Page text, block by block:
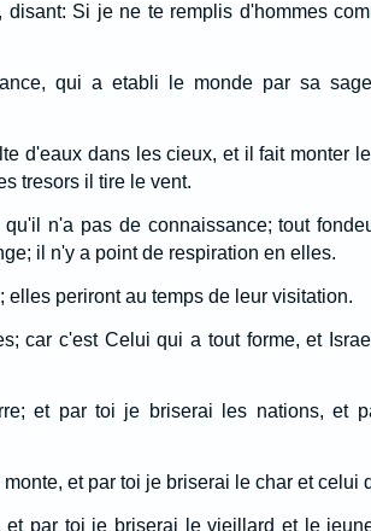
Si je ne te remplis d'hommes
qui a etabli le monde par sa
d'eaux dans les cieux, et il fait monter
tresors il tire le vent.
n'a pas de connaissance; tout
il n'y a point de respiration en elles.
periront au temps de leur visitation.
car c'est Celui qui a tout forme, et
et par toi je briserai les nations, et
et par toi je briserai le char et celui
par toi je briserai le vieillard et le